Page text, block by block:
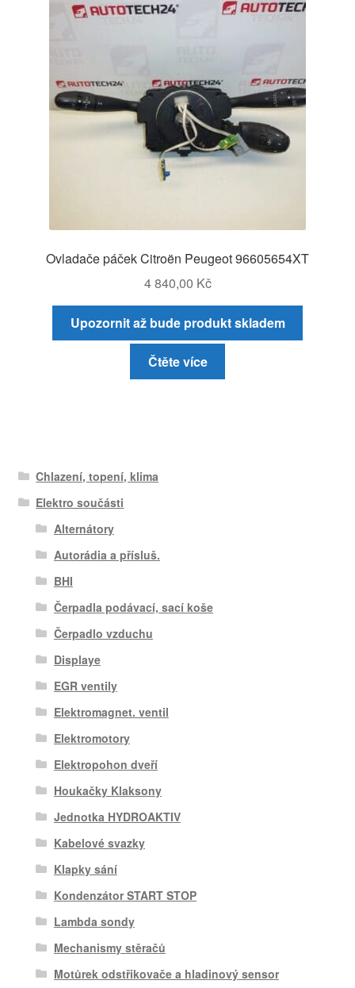
Ovladače páček Citroën Peugeot 96605654XT
4 840,00 Kč
Upozornit až bude produkt skladem
Čtěte více
Chlazení, topení, klima
Elektro součásti
Alternátory
Autorádia a přísluš.
BHI
Čerpadla podávací, sací koše
Čerpadlo vzduchu
Displaye
EGR ventily
Elektromagnet. ventil
Elektromotory
Elektropohon dveří
Houkačky Klaksony
Jednotka HYDROAKTIV
Kabelové svazky
Klapky sání
Kondenzátor START STOP
Lambda sondy
Mechanismy stěračů
Motůrek odstřikovače a hladinový sensor